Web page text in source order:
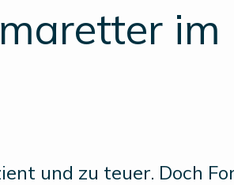
im
und zu teuer. Doch